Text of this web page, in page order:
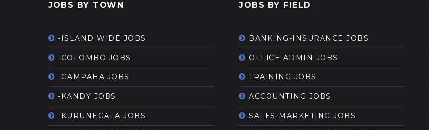
JOBS BY TOWN
-ISLAND WIDE JOBS
-COLOMBO JOBS
-GAMPAHA JOBS
-KANDY JOBS
-KURUNEGALA JOBS
JOBS BY FIELD
BANKING-INSURANCE JOBS
OFFICE ADMIN JOBS
TRAINING JOBS
ACCOUNTING JOBS
SALES-MARKETING JOBS